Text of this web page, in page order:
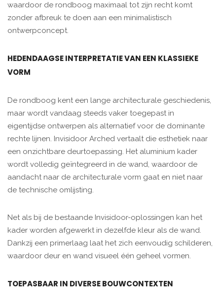
waardoor de rondboog maximaal tot zijn recht komt
zonder afbreuk te doen aan een minimalistisch
ontwerpconcept.
HEDENDAAGSE INTERPRETATIE VAN EEN KLASSIEKE
VORM
De rondboog kent een lange architecturale geschiedenis,
maar wordt vandaag steeds vaker toegepast in
eigentijdse ontwerpen als alternatief voor de dominante
rechte lijnen. Invisidoor Arched vertaalt die esthetiek naar
een onzichtbare deurtoepassing. Het aluminium kader
wordt volledig geïntegreerd in de wand, waardoor de
aandacht naar de architecturale vorm gaat en niet naar
de technische omlijsting.
Net als bij de bestaande Invisidoor-oplossingen kan het
kader worden afgewerkt in dezelfde kleur als de wand.
Dankzij een primerlaag laat het zich eenvoudig schilderen,
waardoor deur en wand visueel één geheel vormen.
TOEPASBAAR IN DIVERSE BOUWCONTEXTEN